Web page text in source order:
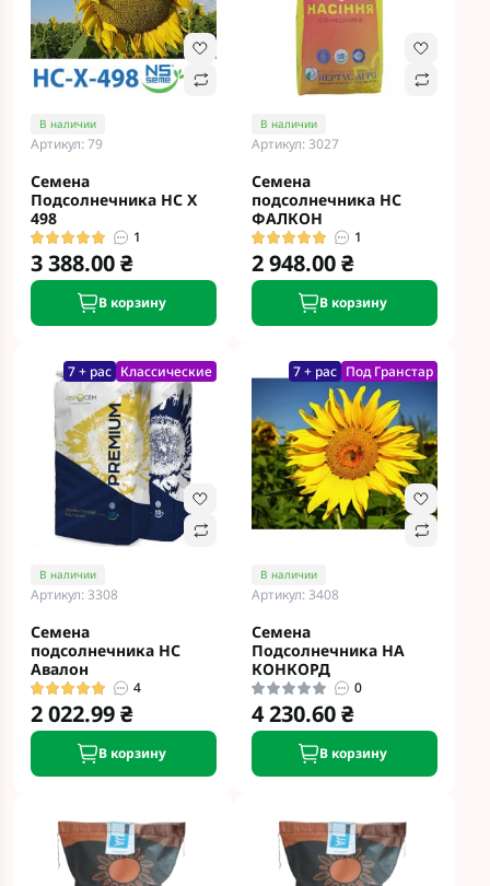
В наличии
Артикул: 79
Семена
Подсолнечника НС Х
498
1
3 388.00 ₴
В корзину
В наличии
Артикул: 3027
Семена
подсолнечника НС
ФАЛКОН
1
2 948.00 ₴
В корзину
7 + рас Классические
В наличии
Артикул: 3308
Семена
подсолнечника НС
Авалон
4
2 022.99 ₴
В корзину
7 + рас Под Гранстар
В наличии
Артикул: 3408
Семена
Подсолнечника НА
КОНКОРД
0
4 230.60 ₴
В корзину